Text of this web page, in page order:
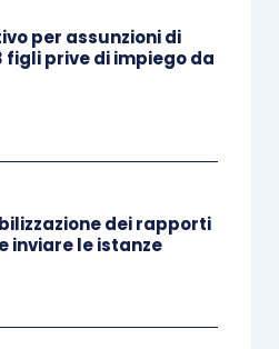
coprendo
riduzione dei rischi
alla rimozione
alle micro e piccole
rinnovo del parco
e malattie professionali
e l’innovazione
un’attenzione particolare
quelli legati ai
per assunzioni di
figli prive di impiego da
dei rapporti
inviare le istanze